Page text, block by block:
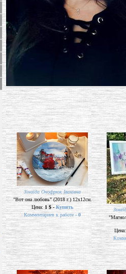
Зінаїда Онофрюк Іванівна
"Вот она любовь" (2018 г.) 12х12см.
Цена:1 $ -Купить
Комментариев к работе -0